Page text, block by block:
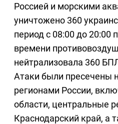
Россией и морскими
уничтожено 360
период с 08:00 до 20:00
времени
нейтрализовала 360
Атаки были пресечены
регионами России,
области, центральные
Краснодарский край, а